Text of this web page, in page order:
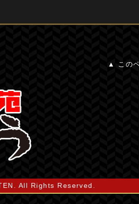
▲ この
All Rights Reserved.